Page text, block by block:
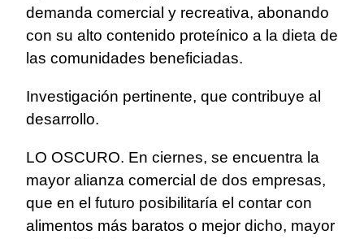
demanda comercial y recreativa, abonando
con su alto contenido proteínico a la dieta de
las comunidades beneficiadas.
Investigación pertinente, que contribuye al
desarrollo.
LO OSCURO. En ciernes, se encuentra la
mayor alianza comercial de dos empresas,
que en el futuro posibilitaría el contar con
alimentos más baratos o mejor dicho, mayor